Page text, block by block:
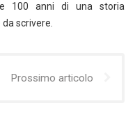
100 anni di una storia
scrivere.
Prossimo articolo